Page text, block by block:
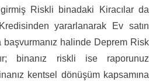
Riskli binadaki Kiracılar da
yararlanarak Ev satın
başvurmanız halinde Deprem Risk
binanız riskli ise raporunuz
kentsel dönüşüm kapsamına